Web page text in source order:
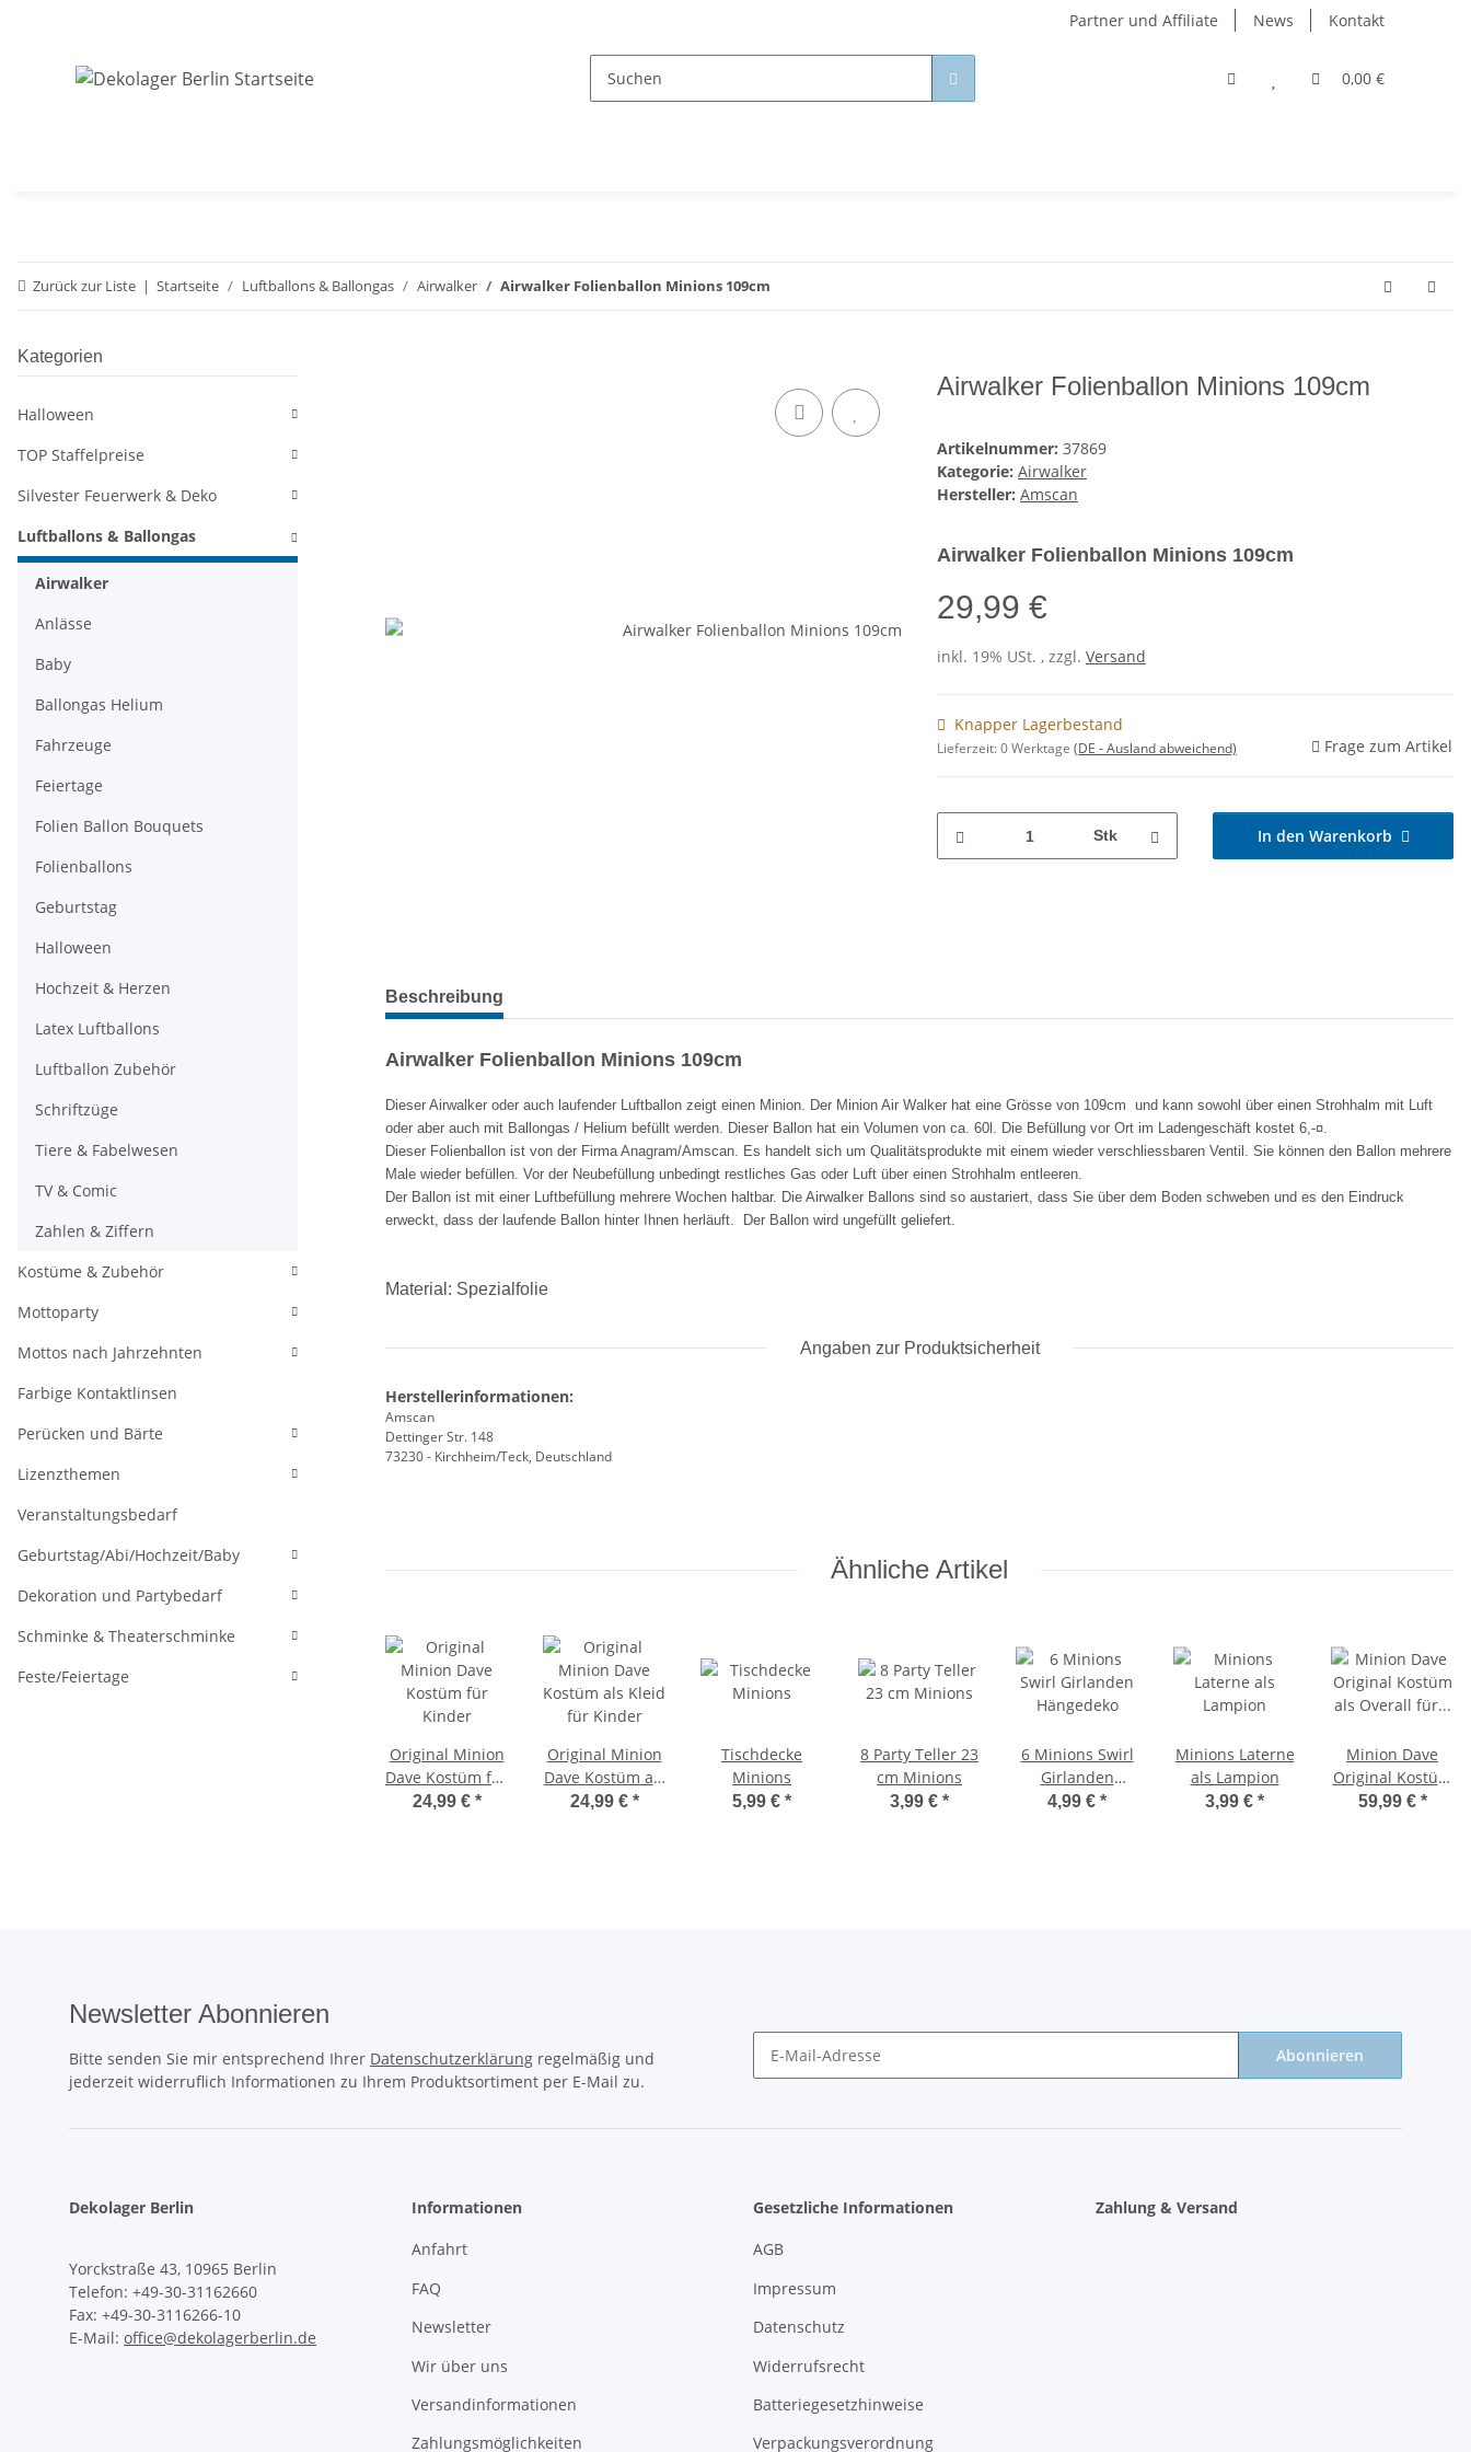
Partner und Affiliate News Kontakt
0,00 €
Zurück zur Liste Startseite Luftballons & Ballongas Airwalker Airwalker Folienballon Minions 109cm
Airwalker Folienballon Minions 109cm
Artikelnummer: 37869
Kategorie: Airwalker
Hersteller: Amscan
Airwalker Folienballon Minions 109cm
29,99 €
inkl. 19% USt. , zzgl. Versand
Knapper Lagerbestand
Lieferzeit:0 Werktage (DE - Ausland abweichend) Frage zum Artikel
Stk In den Warenkorb
weitere Registerkarten anzeigen
Beschreibung
Airwalker Folienballon Minions 109cm
Dieser Airwalker oder auch laufender Luftballon zeigt einen Minion. Der Minion Air Walker hat eine Grösse von 109cm und kann sowohl über einen Strohhalm mit Luft
oder aber auch mit Ballongas / Helium befüllt werden. Dieser Ballon hat ein Volumen von ca. 60l. Die Befüllung vor Ort im Ladengeschäft kostet 6,-¤.
Dieser Folienballon ist von der Firma Anagram/Amscan. Es handelt sich um Qualitätsprodukte mit einem wieder verschliessbaren Ventil. Sie können den Ballon mehrere
Male wieder befüllen. Vor der Neubefüllung unbedingt restliches Gas oder Luft über einen Strohhalm entleeren.
Der Ballon ist mit einer Luftbefüllung mehrere Wochen haltbar. Die Airwalker Ballons sind so austariert, dass Sie über dem Boden schweben und es den Eindruck
erweckt, dass der laufende Ballon hinter Ihnen herläuft. Der Ballon wird ungefüllt geliefert.
Material: Spezialfolie
Angaben zur Produktsicherheit
Herstellerinformationen:
Amscan
Dettinger Str. 148
73230 - Kirchheim/Teck, Deutschland
Ähnliche Artikel
Original Minion
Dave Kostüm für
Kinder
24,99 € *
Original Minion
Dave Kostüm als
Kleid für Kinder
24,99 € *
Tischdecke
Minions
5,99 € *
8 Party Teller 23
cm Minions
3,99 € *
6 Minions Swirl
Girlanden
Hängedeko
4,99 € *
Minions Laterne
als Lampion
3,99 € *
Minion Dave
Original Kostüm
als Overall für
59,99 € *
Kategorien
Halloween
TOP Staffelpreise
Silvester Feuerwerk & Deko
Luftballons & Ballongas
Airwalker
Anlässe
Baby
Ballongas Helium
Fahrzeuge
Feiertage
Folien Ballon Bouquets
Folienballons
Geburtstag
Halloween
Hochzeit & Herzen
Latex Luftballons
Luftballon Zubehör
Schriftzüge
Tiere & Fabelwesen
TV & Comic
Zahlen & Ziffern
Kostüme & Zubehör
Mottoparty
Mottos nach Jahrzehnten
Farbige Kontaktlinsen
Perücken und Bärte
Lizenzthemen
Veranstaltungsbedarf
Geburtstag/Abi/Hochzeit/Baby
Dekoration und Partybedarf
Schminke & Theaterschminke
Feste/Feiertage
Newsletter Abonnieren
Bitte senden Sie mir entsprechend Ihrer Datenschutzerklärung regelmäßig und
jederzeit widerruflich Informationen zu Ihrem Produktsortiment per E-Mail zu.
Abonnieren
Dekolager Berlin
Yorckstraße 43, 10965 Berlin
Telefon: +49-30-31162660
Fax: +49-30-3116266-10
E-Mail: office@dekolagerberlin.de
Informationen
Anfahrt
FAQ
Newsletter
Wir über uns
Versandinformationen
Zahlungsmöglichkeiten
Gesetzliche Informationen
AGB
Impressum
Datenschutz
Widerrufsrecht
Batteriegesetzhinweise
Verpackungsverordnung
Zahlung & Versand